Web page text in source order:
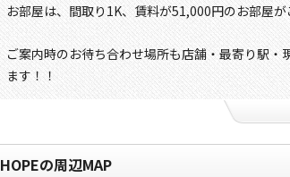
お部屋は、間取り1K、賃料が51,000円のお部屋が
ご案内時のお待ち合わせ場所も店舗・最寄り駅
ます！！
HOPEの周辺MAP